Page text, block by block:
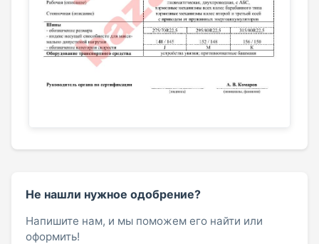
Не нашли нужное одобрение?
Напишите нам, и мы поможем его найти или
оформить!